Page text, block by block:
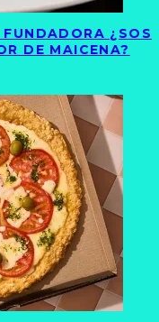
¿SOS
DE MAICENA?